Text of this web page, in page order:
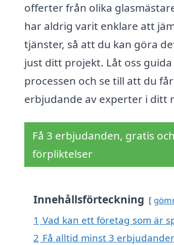
offerter från olika
har aldrig varit enklare att
tjänster, så att du kan göra
just ditt projekt. Låt oss
processen och se till att du
erbjudande av experter i ditt
Få 3 erbjudanden, gratis
förpliktelser
Innehållsförteckning
1 Vad kan ett företag som är
2 Få alltid minst 3